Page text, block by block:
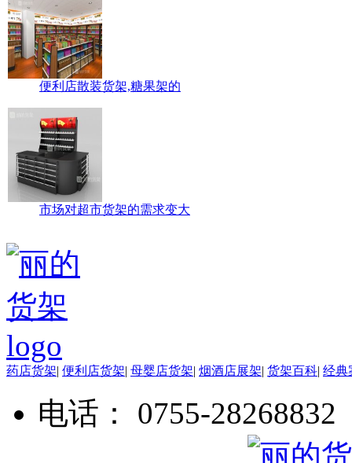
便利店散装货架,糖果架的
市场对超市货架的需求变大
药店货架| 便利店货架| 母婴店货架| 烟酒店展架| 货架百科| 经典
电话： 0755-28268832